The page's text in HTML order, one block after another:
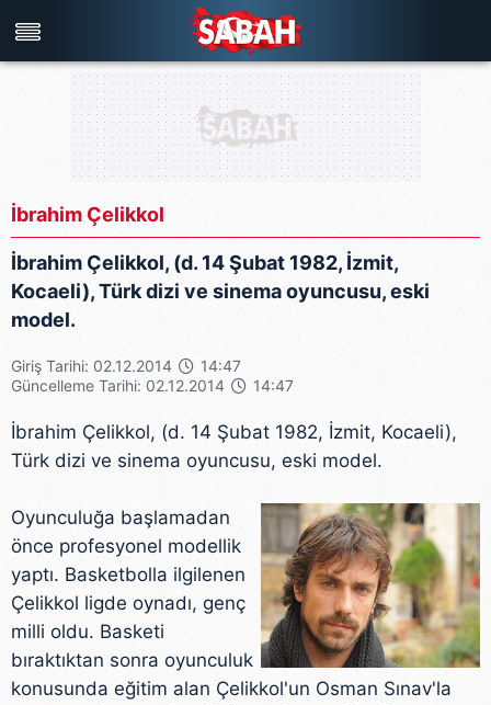
Türkiye'nin en iyi haber sitesi
İbrahim Çelikkol
İbrahim Çelikkol, (d. 14 Şubat 1982, İzmit,
Kocaeli), Türk dizi ve sinema oyuncusu, eski
model.
Giriş Tarihi: 02.12.2014
14:47
Güncelleme Tarihi: 02.12.2014
14:47
İbrahim Çelikkol, (d. 14 Şubat 1982, İzmit, Kocaeli),
Türk dizi ve sinema oyuncusu, eski model.
Oyunculuğa başlamadan
önce profesyonel modellik
yaptı. Basketbolla ilgilenen
Çelikkol ligde oynadı, genç
milli oldu. Basketi
bıraktıktan sonra oyunculuk
konusunda eğitim alan Çelikkol'un Osman Sınav'la